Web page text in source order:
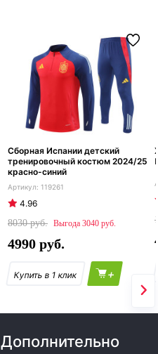
Сборная Испании детский
тренировочный костюм 2024/25
красно-синий
119261
4.96
8030
3040
4990
+
Дополнительно